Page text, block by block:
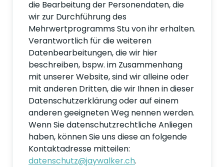
die Bearbeitung der Personendaten, die
wir zur Durchführung des
Mehrwertprogramms Stu von ihr erhalten.
Verantwortlich für die weiteren
Datenbearbeitungen, die wir hier
beschreiben, bspw. im Zusammenhang
mit unserer Website, sind wir alleine oder
mit anderen Dritten, die wir Ihnen in dieser
Datenschutzerklärung oder auf einem
anderen geeigneten Weg nennen werden.
Wenn Sie datenschutzrechtliche Anliegen
haben, können Sie uns diese an folgende
Kontaktadresse mitteilen:
datenschutz@jaywalker.ch.